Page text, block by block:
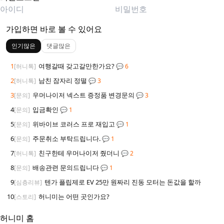
가입하면 바로 볼 수 있어요
인기많은 댓글많은
1[허니톡] 여행갈때 갖고갈만한가요?💬 6
2[허니톡] 남친 잠자리 정떨 💬 3
3[문의] 우머나이저 넥스트 증정품 변경문의 💬 3
4[문의] 입금확인 💬 1
5[문의] 위바이브 코러스 프로 재입고 💬 1
6[문의] 주문취소 부탁드립니다.💬 1
7[허니톡] 친구한테 우머나이저 줬더니 💬 2
8[문의] 배송관련 문의드립니다💬 1
9[심층리뷰] 텐가 플립제로 EV 25만 원짜리 진동 모터는 돈값을 할까
10[스토리] 허니미는 어떤 곳인가요?
허니미 홈